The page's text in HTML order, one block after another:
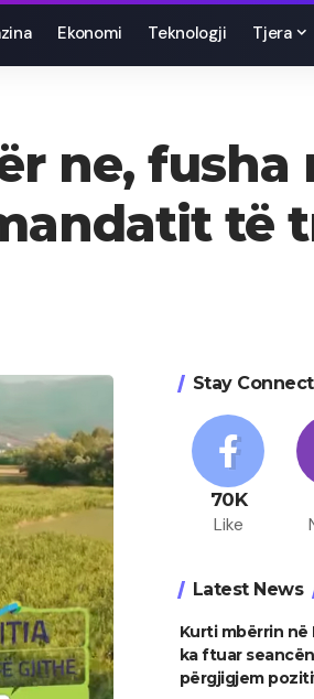
Ekonomi Teknologji Tjera
ne, fusha
të
Stay
70K
Like
Latest News
Kurti mbërrin në
ka ftuar
përgjigjem